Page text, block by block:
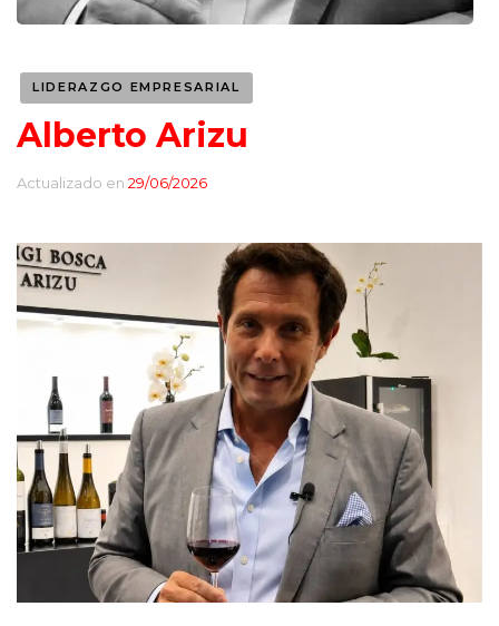
LIDERAZGO EMPRESARIAL
Alberto Arizu
Actualizado en 29/06/2026